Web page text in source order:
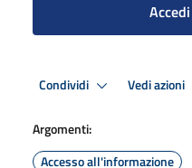
Condividi Vedi azioni
Argomenti:
Accesso all'informazione